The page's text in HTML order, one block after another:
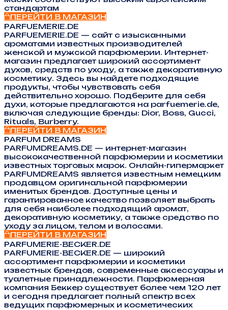
стандартам
ПЕРЕЙТИ В МАГАЗИН
PARFUEMERIE.DE
PARFUEMERIE.DE — сайт с изысканными
ароматами известных производителей
женской и мужской парфюмерии. Интернет-
магазин предлагает широкий ассортимент
духов, средств по уходу, а также декоративную
косметику. Здесь вы найдете подходящие
продукты, чтобы чувствовать себя
действительно хорошо. Подберите для себя
духи, которые предлагаются на parfuemerie.de,
включая следующие бренды: Dior, Boss, Gucci,
Rituals, Burberry.
ПЕРЕЙТИ В МАГАЗИН
PARFUM DREAMS
PARFUMDREAMS.DE — интернет-магазин
высококачественной парфюмерии и косметики
известных торговых марок. Онлайн-гипермаркет
PARFUMDREAMS является известным немецким
продавцом оригинальной парфюмерии
именитых брендов. Доступные цены и
гарантированное качество позволяет выбрать
для себя наиболее подходящий аромат,
декоративную косметику, а также средство по
уходу за лицом, телом и волосами.
ПЕРЕЙТИ В МАГАЗИН
PARFUMERIE-BECKER.DE
PARFUMERIE-BECKER.DE — широкий
ассортимент парфюмерии и косметики
известных брендов, современные аксессуары и
туалетные принадлежности. Парфюмерная
компания Беккер существует более чем 120 лет
и сегодня предлагает полный спектр всех
ведущих парфюмерных и косметических